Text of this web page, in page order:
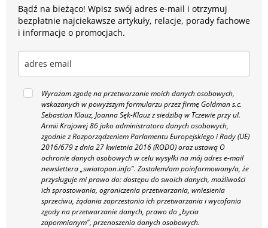
Bądź na bieżąco! Wpisz swój adres e-mail i otrzymuj
bezpłatnie najciekawsze artykuły, relacje, porady fachowe
i informacje o promocjach.
Wyrażam zgodę na przetwarzanie moich danych osobowych,
wskazanych w powyższym formularzu przez firmę Goldman s.c.
Sebastian Klauz, Joanna Sęk-Klauz z siedzibą w Tczewie przy ul.
Armii Krajowej 86 jako administratora danych osobowych,
zgodnie z Rozporządzeniem Parlamentu Europejskiego i Rady (UE)
2016/679 z dnia 27 kwietnia 2016 (RODO) oraz ustawą O
ochronie danych osobowych w celu wysyłki na mój adres e-mail
newslettera „swiatopon.info". Zostałem/am poinformowany/a, że
przysługuje mi prawo do: dostępu do swoich danych, możliwości
ich sprostowania, ograniczenia przetwarzania, wniesienia
sprzeciwu, żądania zaprzestania ich przetwarzania i wycofania
zgody na przetwarzanie danych, prawo do „bycia
zapomnianym", przenoszenia danych osobowych.